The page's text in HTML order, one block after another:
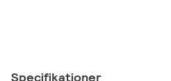
Specifikationer